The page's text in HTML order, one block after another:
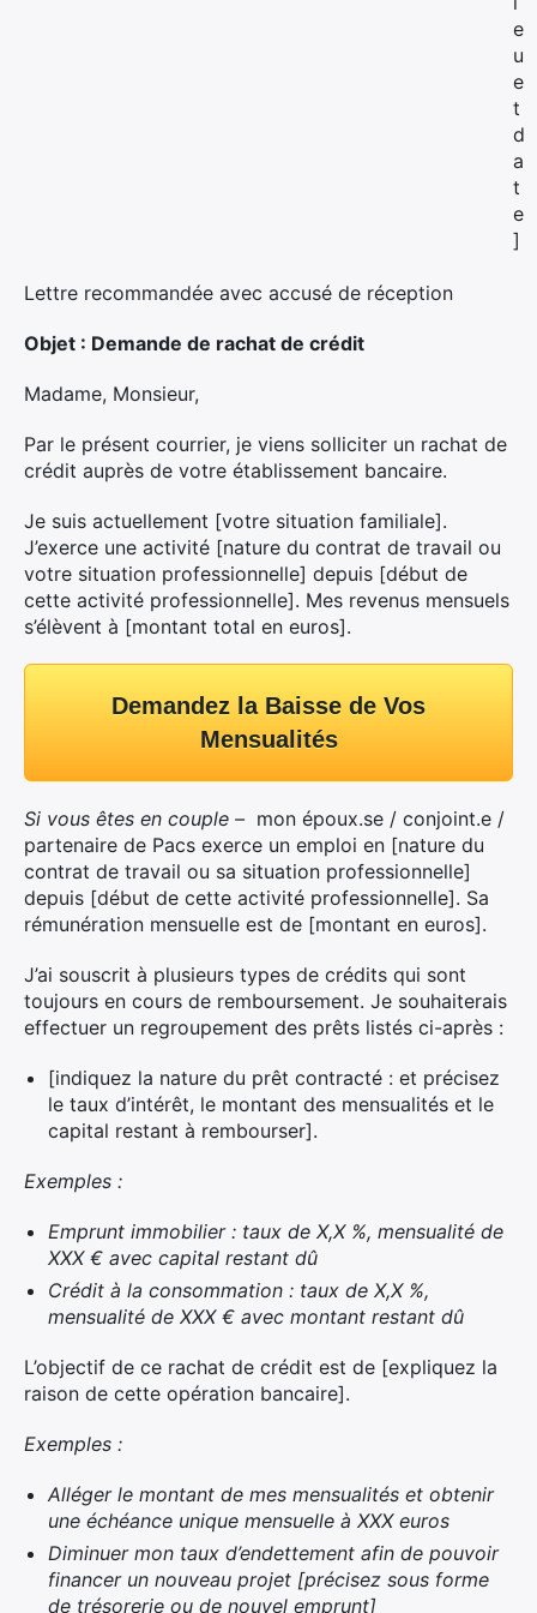
e
u
e
t
d
a
t
e
]
Lettre recommandée avec accusé de réception
Objet : Demande de rachat de crédit
Madame, Monsieur,
Par le présent courrier, je viens solliciter un rachat de
crédit auprès de votre établissement bancaire.
Je suis actuellement [votre situation familiale].
J’exerce une activité [nature du contrat de travail ou
votre situation professionnelle] depuis [début de
cette activité professionnelle]. Mes revenus mensuels
s’élèvent à [montant total en euros].
Demandez la Baisse de Vos
Mensualités
Si vous êtes en couple – mon époux.se / conjoint.e /
partenaire de Pacs exerce un emploi en [nature du
contrat de travail ou sa situation professionnelle]
depuis [début de cette activité professionnelle]. Sa
rémunération mensuelle est de [montant en euros].
J’ai souscrit à plusieurs types de crédits qui sont
toujours en cours de remboursement. Je souhaiterais
effectuer un regroupement des prêts listés ci-après :
[indiquez la nature du prêt contracté : et précisez
le taux d’intérêt, le montant des mensualités et le
capital restant à rembourser].
Exemples :
Emprunt immobilier : taux de X,X %, mensualité de
XXX € avec capital restant dû
Crédit à la consommation : taux de X,X %,
mensualité de XXX € avec montant restant dû
L’objectif de ce rachat de crédit est de [expliquez la
raison de cette opération bancaire].
Exemples :
Alléger le montant de mes mensualités et obtenir
une échéance unique mensuelle à XXX euros
Diminuer mon taux d’endettement afin de pouvoir
financer un nouveau projet [précisez sous forme
de trésorerie ou de nouvel emprunt]